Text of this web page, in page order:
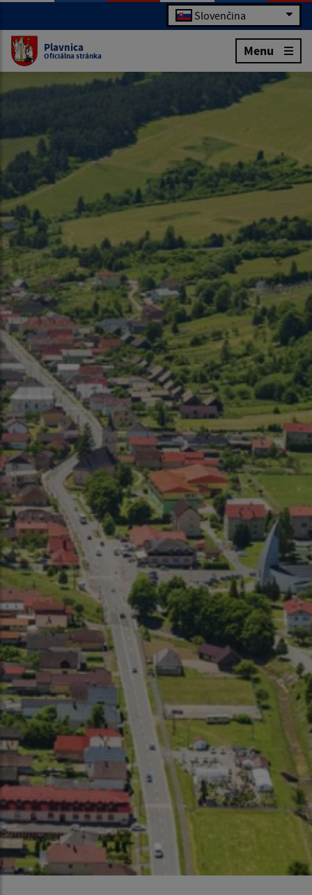
Slovenčina
Plavnica
Oficiálna stránka Menu